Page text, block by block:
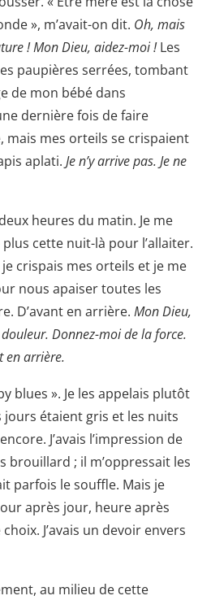
», m’avait-on dit. Oh, mais
! Mon Dieu, aidez-moi !Les
paupières serrées, tombant
de mon bébé dans
dernière fois de faire
mais mes orteils se crispaient
aplati. Je n’y arrive pas. Je ne
heures du matin. Je me
cette nuit-là pour l’allaiter.
crispais mes orteils et je me
nous apaiser toutes les
D’avant en arrière. Mon Dieu,
Donnez-moi de la force.
en arrière.
blues ». Je les appelais plutôt
jours étaient gris et les nuits
J’avais l’impression de
brouillard ; il m’oppressait les
parfois le souffle. Mais je
après jour, heure après
choix. J’avais un devoir envers
au milieu de cette